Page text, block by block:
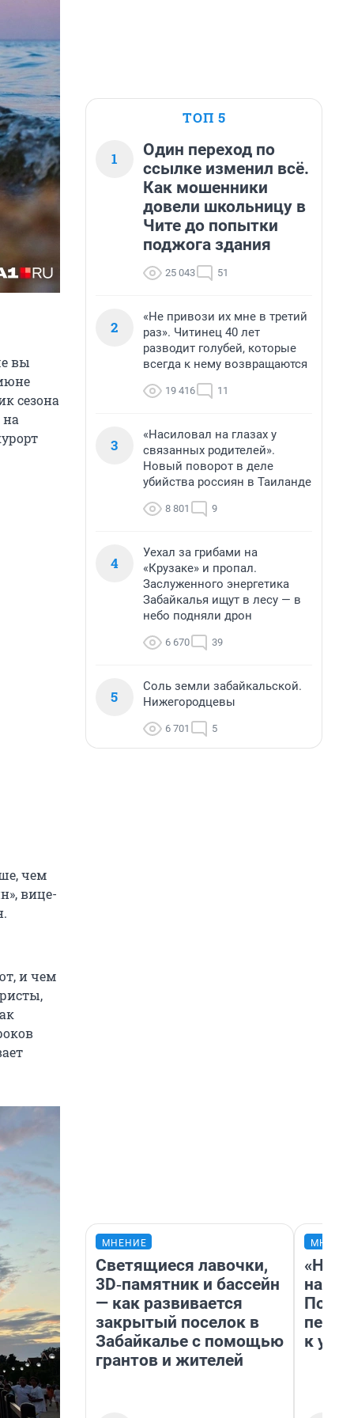
вы
сезона
на
чем
вице-
и чем
ТОП 5
1
Один переход по
ссылке изменил всё.
Как мошенники
довели школьницу в
Чите до попытки
поджога здания
25 043 51
2
«Не привози их мне в третий
раз». Читинец 40 лет
разводит голубей, которые
всегда к нему возвращаются
19 416 11
3
«Насиловал на глазах у
связанных родителей».
Новый поворот в деле
убийства россиян в Таиланде
8 801 9
4
Уехал за грибами на
«Крузаке» и пропал.
Заслуженного энергетика
Забайкалья ищут в лесу — в
небо подняли дрон
6 670 39
5
Соль земли забайкальской.
Нижегородцевы
6 701 5
МНЕНИЕ
Светящиеся лавочки,
3D‑памятник и бассейн
— как развивается
закрытый поселок в
Забайкалье с помощью
грантов и жителей
надо
к